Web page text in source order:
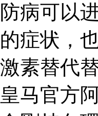
防病可以
的症状，
激素替代
皇马官方